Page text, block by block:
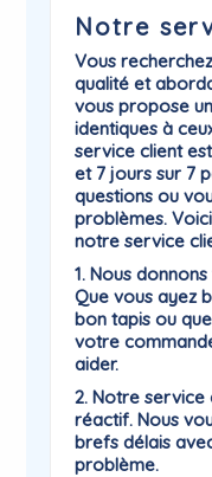
Notre
Vous
qualité et
vous propose
identiques à
service client
et 7 jours sur 7
questions ou
problèmes.
notre service
1. Nous
Que vous ayez
bon tapis ou
votre
aider.
2. Notre
réactif. Nous
brefs délais
problème.